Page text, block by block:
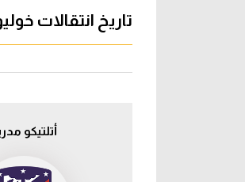
تاريخ انتقالات
أتلتيكو